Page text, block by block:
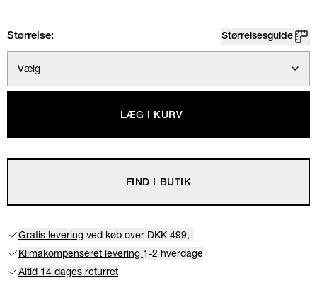
Størrelse: Størrelsesguide
Vælg
LÆG I KURV
FIND I BUTIK
Gratis levering ved køb over DKK 499,-
Klimakompenseret levering 1-2 hverdage
Altid 14 dages returret